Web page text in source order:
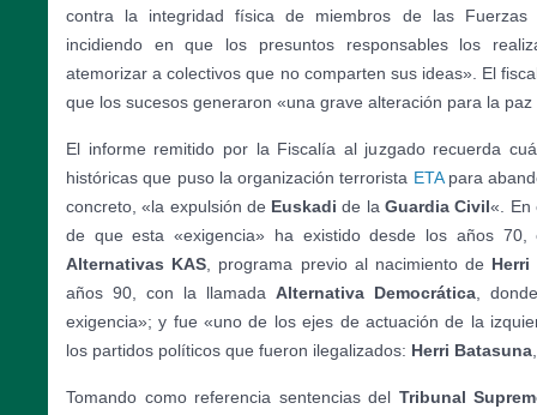
contra la integridad física de miembros de las Fuerzas
incidiendo en que los presuntos responsables los
atemorizar a colectivos que no comparten sus ideas». El
que los sucesos generaron «una grave alteración para la paz
El informe remitido por la Fiscalía al juzgado recuerda
históricas que puso la organización terrorista ETA para
concreto, «la expulsión de Euskadide laGuardia Civil«. En
de que esta «exigencia» ha existido desde los años
Alternativas KAS , programa previo al nacimiento de Herri
años 90, con la llamada Alternativa Democrática ,
exigencia»; y fue «uno de los ejes de actuación de la
los partidos políticos que fueron ilegalizados: Herri Batasuna
Tomando como referencia sentencias del Tribunal